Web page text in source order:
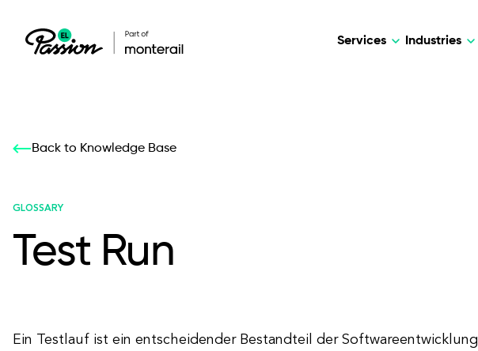
Services
Our services: build,
All services
Industries
Our services: build,
Back to Knowledge Base
GLOSSARY
Test Run
Ein Testlauf ist ein entscheidender Bestandteil der Softwareentwicklung